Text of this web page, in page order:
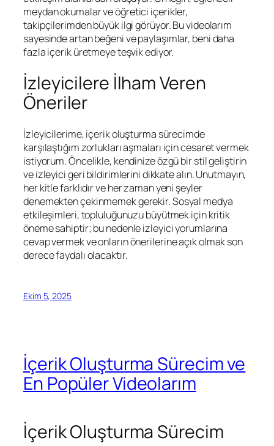
meydan okumalar ve öğretici içerikler,
takipçilerimden büyük ilgi görüyor. Bu videolarım
sayesinde artan beğeni ve paylaşımlar, beni daha
fazla içerik üretmeye teşvik ediyor.
İzleyicilere İlham Veren
Öneriler
İzleyicilerime, içerik oluşturma sürecimde
karşılaştığım zorlukları aşmaları için cesaret vermek
istiyorum. Öncelikle, kendinize özgü bir stil geliştirin
ve izleyici geri bildirimlerini dikkate alın. Unutmayın,
her kitle farklıdır ve her zaman yeni şeyler
denemekten çekinmemek gerekir. Sosyal medya
etkileşimleri, topluluğunuzu büyütmek için kritik
öneme sahiptir; bu nedenle izleyici yorumlarına
cevap vermek ve onların önerilerine açık olmak son
derece faydalı olacaktır.
Ekim 5, 2025
İçerik Oluşturma Sürecim ve
En Popüler Videolarım
İçerik Oluşturma Sürecim